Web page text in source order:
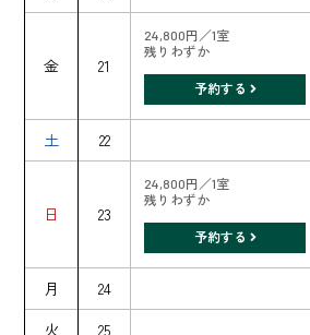
金 21
24,800円／1室
残りわずか
予約する
土 22
日 23
24,800円／1室
残りわずか
予約する
月
24
火
25